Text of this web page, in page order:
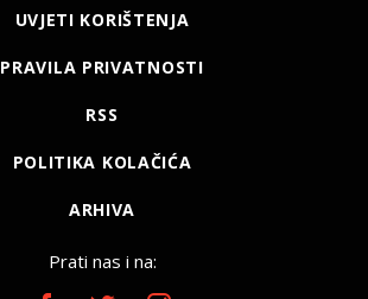
UVJETI KORIŠTENJA
PRAVILA PRIVATNOSTI
RSS
POLITIKA KOLAČIĆA
ARHIVA
Prati nas i na: